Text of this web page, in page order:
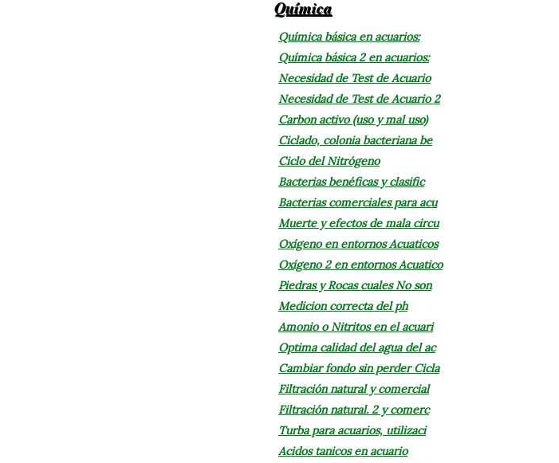
Química
Química básica en acuarios:
Química básica 2 en acuarios:
Necesidad de Test de Acuario
Necesidad de Test de Acuario 2
Carbon activo (uso y mal uso)
Ciclado, colonia bacteriana be
Ciclo del Nitrógeno
Bacterias benéficas y clasific
Bacterias comerciales para acu
Muerte y efectos de mala circu
Oxígeno en entornos Acuaticos
Oxígeno 2 en entornos Acuatico
Piedras y Rocas cuales No son
Medicion correcta del ph
Amonio o Nitritos en el acuari
Optima calidad del agua del ac
Cambiar fondo sin perder Cicla
Filtración natural y comercial
Filtración natural. 2 y comerc
Turba para acuarios, utilizaci
Acidos tanicos en acuario